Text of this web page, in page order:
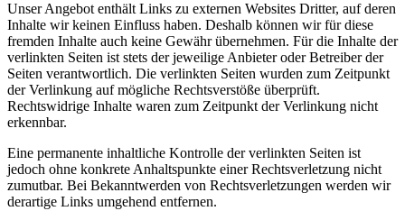
Unser Angebot enthält Links zu externen Websites Dritter, auf deren
Inhalte wir keinen Einfluss haben. Deshalb können wir für diese
fremden Inhalte auch keine Gewähr übernehmen. Für die Inhalte der
verlinkten Seiten ist stets der jeweilige Anbieter oder Betreiber der
Seiten verantwortlich. Die verlinkten Seiten wurden zum Zeitpunkt
der Verlinkung auf mögliche Rechtsverstöße überprüft.
Rechtswidrige Inhalte waren zum Zeitpunkt der Verlinkung nicht
erkennbar.
Eine permanente inhaltliche Kontrolle der verlinkten Seiten ist
jedoch ohne konkrete Anhaltspunkte einer Rechtsverletzung nicht
zumutbar. Bei Bekanntwerden von Rechtsverletzungen werden wir
derartige Links umgehend entfernen.